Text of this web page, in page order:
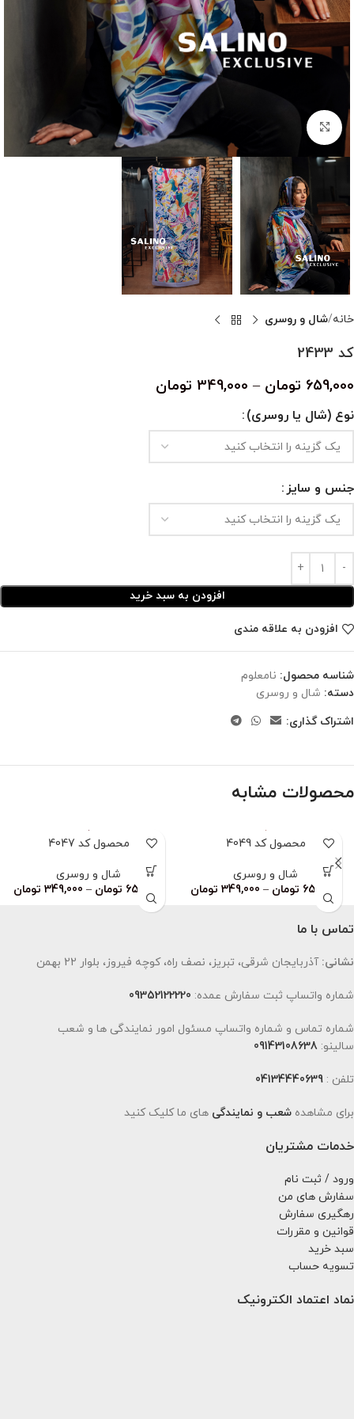
بزرگنمایی تصویر
خانه شال و روسری
کد 2433
659,000 تومان –
349,000 تومان
نوع (شال یا روسری)
جنس و سایز
افزودن به سبد خرید
افزودن به علاقه مندی
شناسه محصول: نامعلوم
دسته: شال و روسری
اشتراک گذاری:
محصولات مشابه
محصول کد 4049
شال و روسری
659,000 تومان –
349,000 تومان
محصول کد 4047
شال و روسری
659,000 تومان –
349,000 تومان
تماس با ما
نشانی: آذربایجان شرقی، تبریز، نصف راه، کوچه فیروز، بلوار 22 بهمن
شماره واتساپ ثبت سفارش عمده: 09352122220
شماره تماس و شماره واتساپ مسئول امور نمایندگی ها و شعب
سالینو: 09143108638
تلفن : 04134440639
برای مشاهده شعب و نمایندگی های ما کلیک کنید
خدمات مشتریان
ورود / ثبت نام
سفارش های من
رهگیری سفارش
قوانین و مقررات
سبد خرید
تسویه حساب
نماد اعتماد الکترونیک